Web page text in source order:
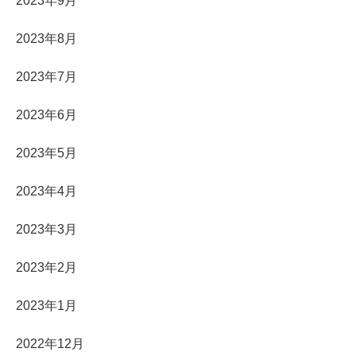
2023年8月
2023年7月
2023年6月
2023年5月
2023年4月
2023年3月
2023年2月
2023年1月
2022年12月